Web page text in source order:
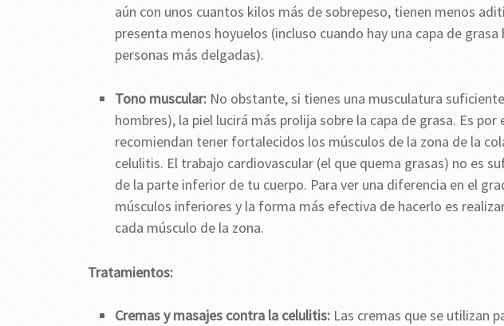
aún con unos cuantos kilos más de sobrepeso, tienen menos
presenta menos hoyuelos (incluso cuando hay una capa de
personas más delgadas).
Tono muscular: No obstante, si tienes una musculatura
hombres), la piel lucirá más prolija sobre la capa de grasa. Es por
recomiendan tener fortalecidos los músculos de la zona de la
celulitis. El trabajo cardiovascular (el que quema grasas) no es
de la parte inferior de tu cuerpo. Para ver una diferencia en el
músculos inferiores y la forma más efectiva de hacerlo es
cada músculo de la zona.
Tratamientos:
Cremas y masajes contra la celulitis: Las cremas que se utilizan